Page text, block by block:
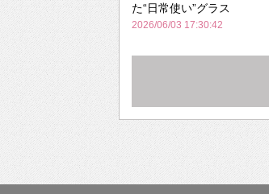
た“日常使い”グラス
2026/06/03 17:30:42